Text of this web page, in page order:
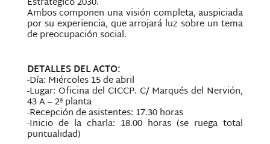
Ambos componen una visión completa, auspiciada
por su experiencia, que arrojará luz sobre un tema
de preocupación social.
DETALLES DEL ACTO:
-Día: Miércoles 15 de abril
-Lugar: Oficina del CICCP. C/ Marqués del Nervión,
43 A – 2ª planta
-Recepción de asistentes: 17.30 horas
-Inicio de la charla: 18.00 horas (se ruega total
puntualidad)